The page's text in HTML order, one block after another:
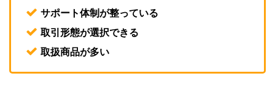
サポート体制が整っている
取引形態が選択できる
取扱商品が多い